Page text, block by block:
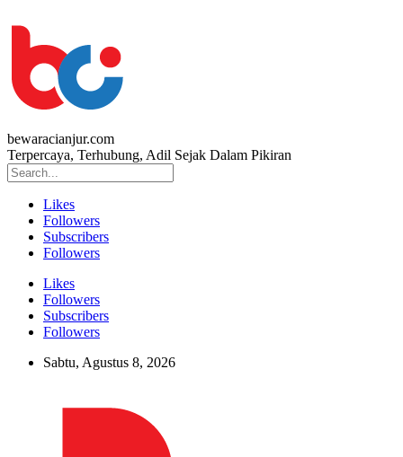
bewaracianjur.com
Terpercaya, Terhubung, Adil Sejak Dalam Pikiran
Likes
Followers
Subscribers
Followers
Likes
Followers
Subscribers
Followers
Sabtu, Agustus 8, 2026